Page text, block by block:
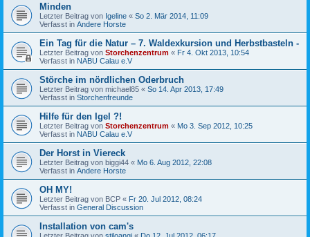
Minden
Letzter Beitrag von Igeline « So 2. Mär 2014, 11:09
Verfasst in Andere Horste
Ein Tag für die Natur – 7. Waldexkursion und Herbstbasteln -
Letzter Beitrag von Storchenzentrum « Fr 4. Okt 2013, 10:54
Verfasst in NABU Calau e.V
Störche im nördlichen Oderbruch
Letzter Beitrag von michael85 « So 14. Apr 2013, 17:49
Verfasst in Storchenfreunde
Hilfe für den Igel ?!
Letzter Beitrag von Storchenzentrum « Mo 3. Sep 2012, 10:25
Verfasst in NABU Calau e.V
Der Horst in Viereck
Letzter Beitrag von biggi44 « Mo 6. Aug 2012, 22:08
Verfasst in Andere Horste
OH MY!
Letzter Beitrag von BCP « Fr 20. Jul 2012, 08:24
Verfasst in General Discussion
Installation von cam's
Letzter Beitrag von stiloangi « Do 12. Jul 2012, 06:17